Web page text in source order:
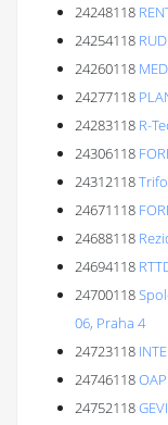
24248118
24254118
24260118
24277118
24283118 R-
24306118
24312118
24671118
24688118
24694118
24700118
06, Praha 4
24723118
24746118
24752118